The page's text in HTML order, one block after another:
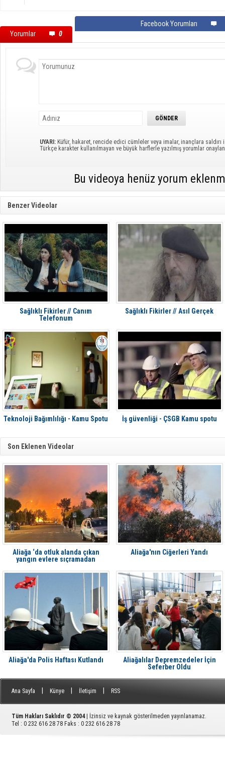
Yorumlar 0
Facebook Yorumları
UYARI: Küfür, hakaret, rencide edici cümleler veya imalar, inançlara saldırı
Türkçe karakter kullanılmayan ve büyük harflerle yazılmış yorumlar
Bu videoya henüz yorum
Benzer Videolar
Sağlıklı Fikirler // Canım
Telefonum
Sağlıklı Fikirler // Asıl Gerçek
Teknoloji Bağımlılığı - Kamu Spotu İş güvenliği - ÇSGB Kamu spotu
Son Eklenen Videolar
Aliağa ‘da otluk alanda çıkan
yangın evlere sıçramadan
Aliağa'nın Ciğerleri Yandı
Aliağa'da Polis Haftası Kutlandı
Aliağalılar Depremzedeler İçin
Seferber Oldu
Ana Sayfa Künye İletişim RSS
Tüm Hakları Saklıdır © 2004| İzinsiz ve kaynak gösterilmeden yayınlanamaz.
Tel : 0 232 616 28 78 Faks : 0 232 616 28 78